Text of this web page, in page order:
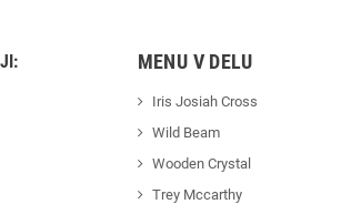
MENU V DELU
Iris Josiah Cross
Wild Beam
Wooden Crystal
Trey Mccarthy